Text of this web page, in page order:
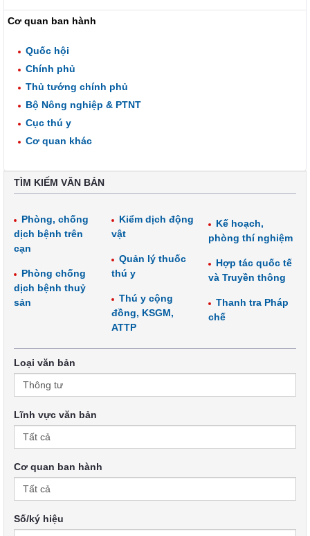
Cơ quan ban hành
Quốc hội
Chính phủ
Thủ tướng chính phủ
Bộ Nông nghiệp & PTNT
Cục thú y
Cơ quan khác
TÌM KIẾM VĂN BẢN
Phòng, chống
dịch bệnh trên
cạn
Phòng chống
dịch bệnh thuỷ
sản
Kiểm dịch động
vật
Quản lý thuốc
thú y
Thú y cộng
đồng, KSGM,
ATTP
Kế hoạch,
phòng thí nghiệm
Hợp tác quốc tế
và Truyền thông
Thanh tra Pháp
chế
Loại văn bản
Lĩnh vực văn bản
Cơ quan ban hành
Số/ký hiệu